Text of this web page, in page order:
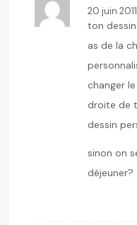
20 juin
ton
as de la
changer
droite de
dessin
sinon on
déjeuner?